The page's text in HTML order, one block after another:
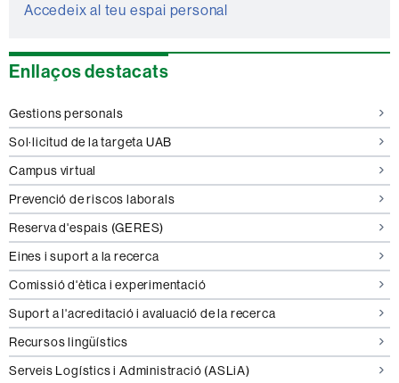
Accedeix al teu espai personal
Enllaços destacats
Gestions personals
Sol·licitud de la targeta UAB
Campus virtual
Prevenció de riscos laborals
Reserva d'espais (GERES)
Eines i suport a la recerca
Comissió d'ètica i experimentació
Suport a l'acreditació i avaluació de la recerca
Recursos lingüístics
Serveis Logístics i Administració (ASLiA)